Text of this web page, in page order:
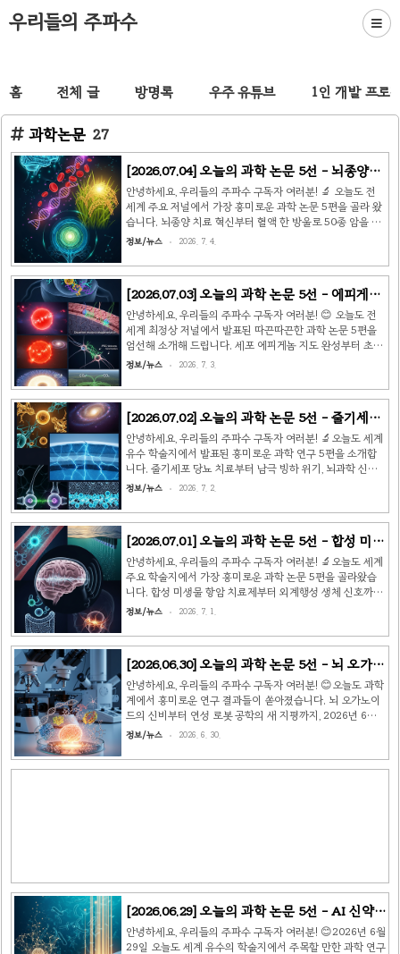
우리들의 주파수
홈 전체 글 방명록 우주 유튜브 1인 개발 프로
과학논문 27
[2026.07.04] 오늘의 과학 논문 5선 - 뇌종양
CAR-T·50종 암 혈액검사·언어뉴런·벼 내열
성·신종 목재 🔬
안녕하세요, 우리들의 주파수 구독자 여러분! 🔬 오늘도 전
세계 주요 저널에서 가장 흥미로운 과학 논문 5편을 골라 왔
습니다. 뇌종양 치료 혁신부터 혈액 한 방울로 50종 암을 잡
는 기술, 벼의 폭염 생존 전략, 그리고 언어를 만드는 뉴런 지
CAR-T세포, 교모세포종 종양·면역세포 동시 제거 성공출
웨스턴대학교 파인버그 의과대학 교모세포종
(Glioblastoma, GBM)은 가장 치명적인 뇌종양 중 하나로,
기존 치료법으로는 재발을 거의 막을 수 없습니다. 이번 연구
는 CAR-T세포가 표적으로 삼을 수 있는 단백질로
GPNMB(Glycoprotein NMB)를 발견했습니..
정보/뉴스 2026. 7. 4.
[2026.07.03] 오늘의 과학 논문 5선 - 에피게놈
지도·초신성 라이브·파킨슨 줄기세포·핵융합·
산림 흡수 🔬
안녕하세요, 우리들의 주파수 구독자 여러분! 😊 오늘도 전
세계 최정상 저널에서 발표된 따끈따끈한 과학 논문 5편을
엄선해 소개해 드립니다. 세포 에피게놈 지도 완성부터 초신
성 '라이브' 포착, 파킨슨병 줄기세포 치료, 핵융합 에너지 신
최전선을 함께 살펴보겠습니다! 🔬 🧬 논문 1 | 인체 단세포
📰 출처: Cell | Human Cell Atlas 컨소시엄 (하버드 의대·
웰컴 생어 연구소·브로드 연구소) | 2026 국제 Human Cell
Atlas(HCA) 컨소시엄이 인체를 구성하는 모든 세포 유형의
에피게놈(epigenome) 지도를 단세포 해상도로 완성했습
니다...
정보/뉴스 2026. 7. 3.
[2026.07.02] 오늘의 과학 논문 5선 - 줄기세포
당뇨 완치·남극 빙하 위기·뇌 기억 삭제 🔬
안녕하세요, 우리들의 주파수 구독자 여러분! 🔬오늘도 세계
유수 학술지에서 발표된 흥미로운 과학 연구 5편을 소개합
니다. 줄기세포 당뇨 치료부터 남극 빙하 위기, 뇌과학 신발
견까지, 과학의 경계를 넓히는 최신 연구들을 함께 살펴봐요!
자 인슐린 자립 달성출처: New England Journal of
(MGH) 하버드 의대 연구팀이 인간 배아줄기세포(hESC)로
분화시킨 인슐린 분비 베타세포 클러스터(인공 췌도)를 제1
형 당뇨 환자 12명에게 이식한 임상 2상 결과를 발표했습니
다. 이식 6개월 후 10명(83%)이 외부 인슐린 투여를 완전히
중단했으며, 나머지 2명도 ..
정보/뉴스 2026. 7. 2.
[2026.07.01] 오늘의 과학 논문 5선 - 합성 미생
물 치료제부터 외계 생체 신호까지 🔬
안녕하세요, 우리들의 주파수 구독자 여러분! 🔬오늘도 세계
주요 학술지에서 가장 흥미로운 과학 논문 5편을 골라왔습
니다. 합성 미생물 항암 치료제부터 외계행성 생체 신호까지,
2026년 7월 첫날을 장식할 연구들을 함께 살펴보세요. 🦠
방출 — 임상 1상 무독성 확인📄 출처: Nature Medicine
(Dana-Farber Cancer Institute) MIT와 다나파버 암연
구소 공동 연구팀이 유전자 조작된 Lactobacillus reuteri
균주를 이용해 대장암 종양 미세환경 내에서만 인터루
킨-2(IL-2)를 선택적으로 분비하는 '살아있는 의약품
(living ..
정보/뉴스 2026. 7. 1.
[2026.06.30] 오늘의 과학 논문 5선 - 뇌 오가노
이드부터 연성 로봇까지 🔬
안녕하세요, 우리들의 주파수 구독자 여러분! 😊오늘도 과학
계에서 흥미로운 연구 결과들이 쏟아졌습니다. 뇌 오가노이
드의 신비부터 연성 로봇 공학의 새 지평까지, 2026년 6월
30일 주목할 만한 과학 논문 5편을 소개합니다. 🧠 논문 1 |
턴 최초 관찰출처: Nature Neuroscience | 2026.06.29 |
정보/뉴스 2026. 6. 30.
[2026.06.29] 오늘의 과학 논문 5선 - AI 신약
·BCI 보행·태양전지 효율 신기록 🔬
안녕하세요, 우리들의 주파수 구독자 여러분! 😊2026년 6월
29일 오늘도 세계 유수의 학술지에서 주목할 만한 과학 연구